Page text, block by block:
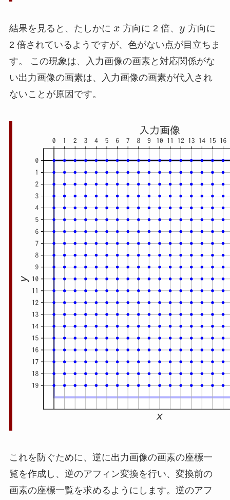
結果を見ると、たしかに x
x 方向に 2 倍、 y
y 方向に
2 倍されているようですが、色がない点が目立ちま
す。 この現象は、入力画像の画素と対応関係がな
い出力画像の画素は、入力画像の画素が代入され
ないことが原因です。
これを防ぐために、逆に出力画像の画素の座標一
覧を作成し、逆のアフィン変換を行い、変換前の
画素の座標一覧を求めるようにします。逆のアフ